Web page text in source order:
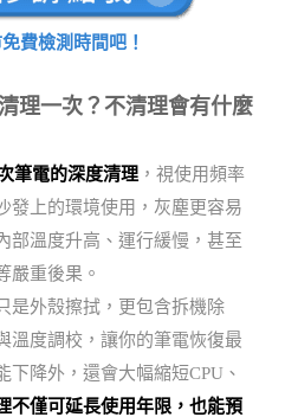
費檢測時間吧！
理一次？不清理會有什麼
筆電的深度清理 ，視使用頻率
發上的環境使用，灰塵更容易
部溫度升高、運行緩慢，甚至
嚴重後果。
是外殼擦拭，更包含拆機除
溫度調校，讓你的筆電恢復最
降外，還會大幅縮短CPU、
不僅可延長使用年限，也能預